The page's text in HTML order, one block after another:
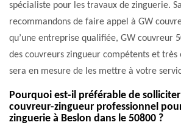
spécialiste pour les travaux de zinguerie.
recommandons de faire appel à GW
qu’une entreprise qualifiée, GW couvreur
des couvreurs zingueur compétents et très
sera en mesure de les mettre à votre
Pourquoi est-il préférable de
couvreur-zingueur professionnel
zinguerie à Beslon dans le 50800 ?